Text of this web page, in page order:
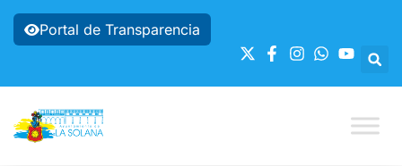
Portal de Transparencia